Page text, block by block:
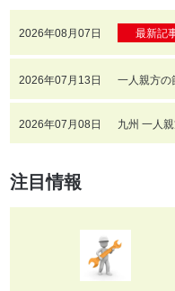
2026年08月07日 最新記
2026年07月13日 一人親方の
2026年07月08日 九州 一人
注目情報